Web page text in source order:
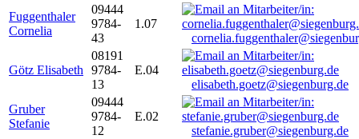
Fuggenthaler
Cornelia
09444
9784-
43
1.07
Götz Elisabeth
08191
9784-
13
E.04
elisabeth.goetz@siegenburg.de
Gruber
Stefanie
09444
9784-
12
E.02
stefanie.gruber@siegenburg.de